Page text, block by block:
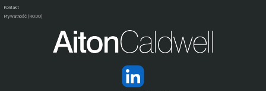
Kontakt
Prywatność (RODO)